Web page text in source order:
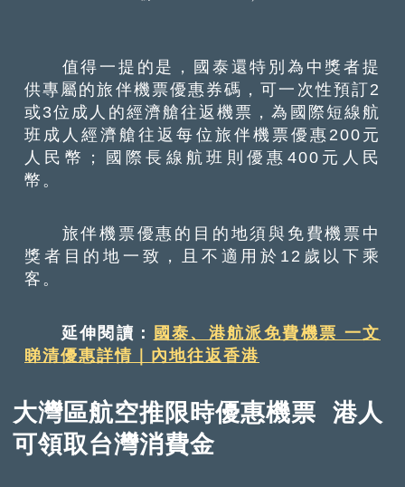
值得一提的是，國泰還特別為中獎者提
供專屬的旅伴機票優惠券碼，可一次性預訂2
或3位成人的經濟艙往返機票，為國際短線航
班成人經濟艙往返每位旅伴機票優惠200元
人民幣；國際長線航班則優惠400元人民
幣。
旅伴機票優惠的目的地須與免費機票中
獎者目的地一致，且不適用於12歲以下乘
客。
延伸閱讀： 國泰、港航派免費機票 一文
睇清優惠詳情｜內地往返香港
大灣區航空推限時優惠機票 港人
可領取台灣消費金